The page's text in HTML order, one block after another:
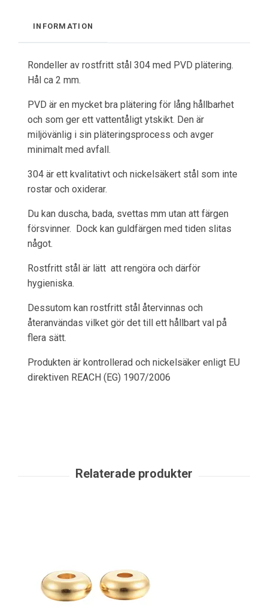
INFORMATION
Rondeller av rostfritt stål 304 med PVD plätering.
Hål ca 2 mm.
PVD är en mycket bra plätering för lång hållbarhet
och som ger ett vattentåligt ytskikt. Den är
miljövänlig i sin pläteringsprocess och avger
minimalt med avfall.
304 är ett kvalitativt och nickelsäkert stål som inte
rostar och oxiderar.
Du kan duscha, bada, svettas mm utan att färgen
försvinner. Dock kan guldfärgen med tiden slitas
något.
Rostfritt stål är lätt att rengöra och därför
hygieniska.
Dessutom kan rostfritt stål återvinnas och
återanvändas vilket gör det till ett hållbart val på
flera sätt.
Produkten är kontrollerad och nickelsäker enligt EU
direktiven REACH (EG) 1907/2006